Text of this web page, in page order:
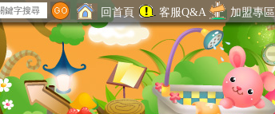
回首頁 客服Q&A 加盟專區